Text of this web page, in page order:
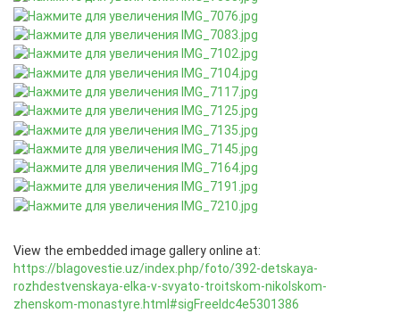
View the embedded image gallery online at:
https://blagovestie.uz/index.php/foto/392-detskaya-
rozhdestvenskaya-elka-v-svyato-troitskom-nikolskom-
zhenskom-monastyre.html#sigFreeIdc4e5301386